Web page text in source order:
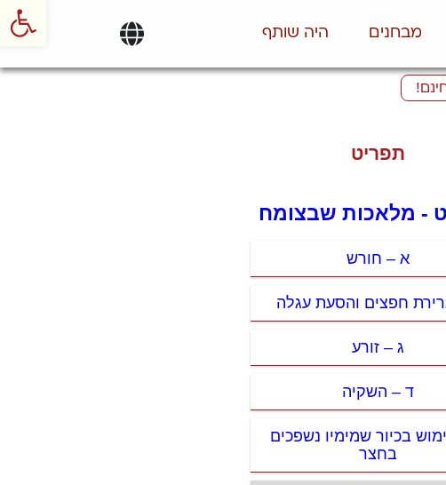
מבחנים היה שותף
תפריט
- מלאכות שבצומח
א – חורש
חפצים והסעת עגלה
ג – זורע
ד – השקיה
בכיור שמימיו נשפכים
בחצר
פתח